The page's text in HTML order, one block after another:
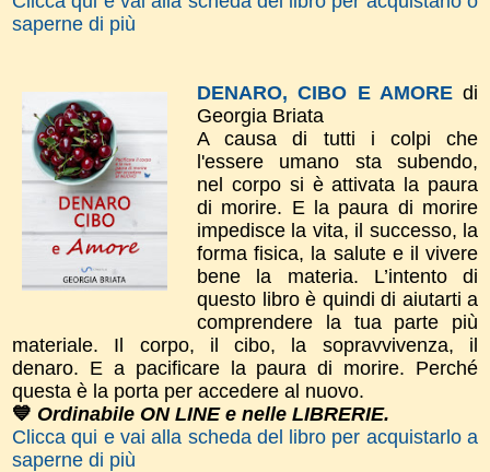
saperne di più
DENARO, CIBO E AMORE di
Georgia Briata
A causa di tutti i colpi che
l'essere umano sta subendo,
nel corpo si è attivata la paura
di morire. E la paura di morire
impedisce la vita, il successo, la
forma fisica, la salute e il vivere
bene la materia. L’intento di
questo libro è quindi di aiutarti a
comprendere la tua parte più
materiale. Il corpo, il cibo, la sopravvivenza, il
denaro. E a pacificare la paura di morire. Perché
questa è la porta per accedere al nuovo.
💙 Ordinabile ON LINE e nelle LIBRERIE.
Clicca qui e vai alla scheda del libro per acquistarlo a
saperne di più